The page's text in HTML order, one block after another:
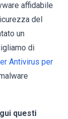
affidabile
del
un
di
Antivirus per
questi